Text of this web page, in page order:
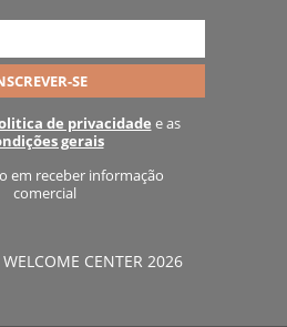
de privacidade e as
gerais
em receber informação
comercial
CENTER 2026